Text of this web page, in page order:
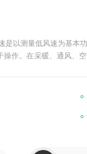
是以测量低风速为基本
操作。在采暖、通风、